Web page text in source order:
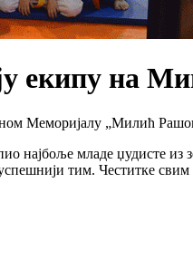
екипу на
Меморијалу „Милић
најбоље младе џудисте
тим. Честитке